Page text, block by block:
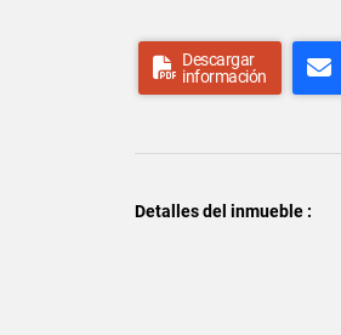
Descargar
información
Detalles del inmueble :